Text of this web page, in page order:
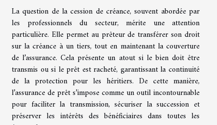
La question de la cession de créance, souvent abordée par
les professionnels du secteur, mérite une attention
particulière. Elle permet au prêteur de transférer son droit
sur la créance à un tiers, tout en maintenant la couverture
de l’assurance. Cela présente un atout si le bien doit être
transmis ou si le prêt est racheté, garantissant la continuité
de la protection pour les héritiers. De cette manière,
l’assurance de prêt s’impose comme un outil incontournable
pour faciliter la transmission, sécuriser la succession et
préserver les intérêts des bénéficiaires dans toutes les